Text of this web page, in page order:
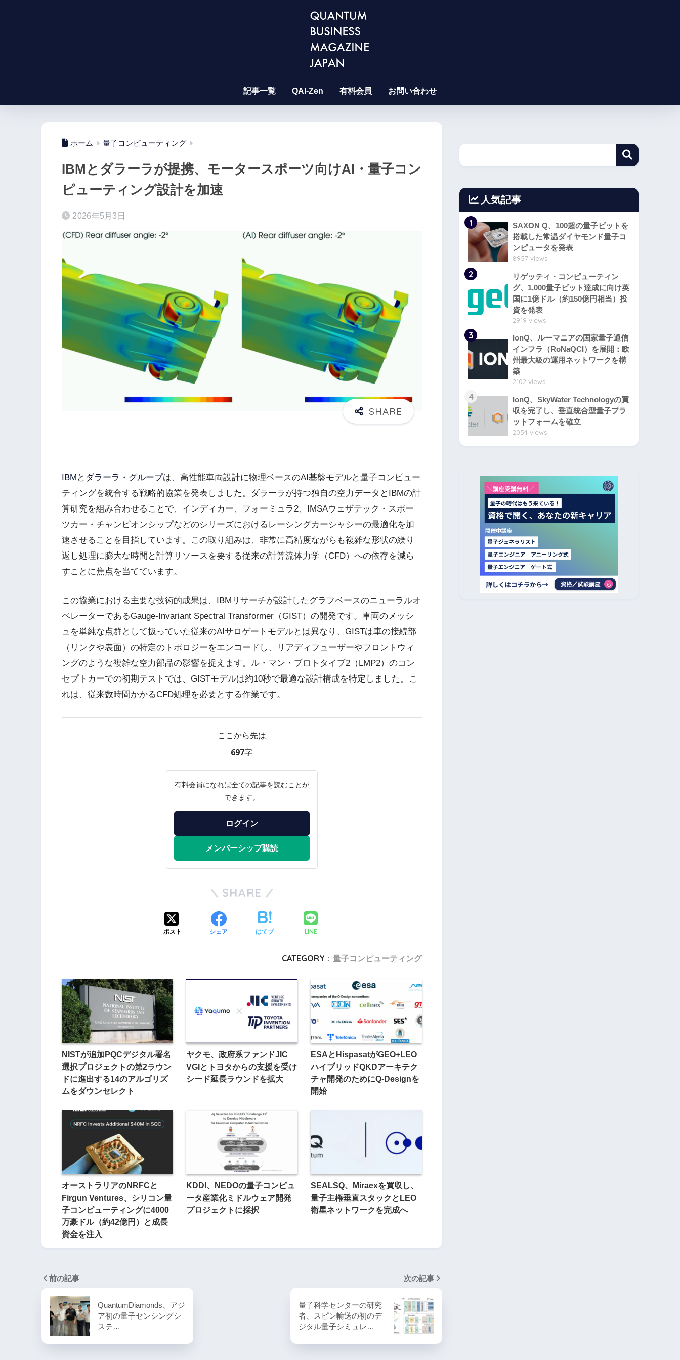
記事一覧 QAI-Zen 有料会員 お問い合わせ
ホーム 量子コンピューティング
IBMとダラーラが提携、モータースポーツ向けAI・量子コン
ピューティング設計を加速
2026年5月3日
IBM と ダラーラ・グループは、高性能車両設計に物理ベースのAI基盤モデルと量子コンピュー
ティングを統合する戦略的協業を発表しました。ダラーラが持つ独自の空力データとIBMの計
算研究を組み合わせることで、インディカー、フォーミュラ2、IMSAウェザテック・スポー
ツカー・チャンピオンシップなどのシリーズにおけるレーシングカーシャシーの最適化を加
速させることを目指しています。この取り組みは、非常に高精度ながらも複雑な形状の繰り
返し処理に膨大な時間と計算リソースを要する従来の計算流体力学（CFD）への依存を減ら
すことに焦点を当てています。
この協業における主要な技術的成果は、IBMリサーチが設計したグラフベースのニューラルオ
ペレーターであるGauge-Invariant Spectral Transformer（GIST）の開発です。車両のメッシ
ュを単純な点群として扱っていた従来のAIサロゲートモデルとは異なり、GISTは車の接続部
（リンクや表面）の特定のトポロジーをエンコードし、リアディフューザーやフロントウィ
ングのような複雑な空力部品の影響を捉えます。ル・マン・プロトタイプ2（LMP2）のコン
セプトカーでの初期テストでは、GISTモデルは約10秒で最適な設計構成を特定しました。こ
れは、従来数時間かかるCFD処理を必要とする作業です。
ここから先は
697字
有料会員になれば全ての記事を読むことが
できます。
ログイン
メンバーシップ購読
SHARE
ポスト シェア はてブ LINE
CATEGORY : 量子コンピューティング
NISTが追加PQCデジタル署名
選択プロジェクトの第2ラウン
ドに進出する14のアルゴリズ
ムをダウンセレクト
ヤクモ、政府系ファンドJIC
VGIとトヨタからの支援を受け
シード延長ラウンドを拡大
ESAとHispasatがGEO+LEO
ハイブリッドQKDアーキテク
チャ開発のためにQ-Designを
開始
オーストラリアのNRFCと
Firgun Ventures、シリコン量
子コンピューティングに4000
万豪ドル（約42億円）と成長
資金を注入
KDDI、NEDOの量子コンピュ
ータ産業化ミドルウェア開発
プロジェクトに採択
SEALSQ、Miraexを買収し、
量子主権垂直スタックとLEO
衛星ネットワークを完成へ
前の記事
QuantumDiamonds、アジ
ア初の量子センシングシ
ステ…
次の記事
量子科学センターの研究
者、スピン輸送の初のデ
ジタル量子シミュレ…
人気記事
1
SAXON Q、100超の量子ビットを
搭載した常温ダイヤモンド量子コ
ンピュータを発表
8957 views
2
リゲッティ・コンピューティン
グ、1,000量子ビット達成に向け英
国に1億ドル（約150億円相当）投
資を発表
2919 views
3
IonQ、ルーマニアの国家量子通信
インフラ（RoNaQCI）を展開：欧
州最大級の運用ネットワークを構
築
2102 views
4
IonQ、SkyWater Technologyの買
収を完了し、垂直統合型量子プラ
ットフォームを確立
2054 views